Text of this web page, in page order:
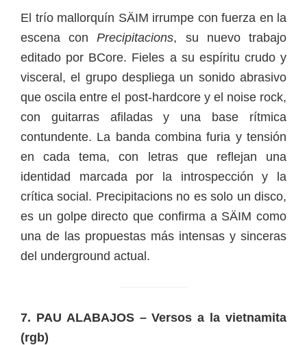
El trío mallorquín SÄIM irrumpe con fuerza en la
escena conPrecipitacions, su nuevo trabajo
editado por BCore. Fieles a su espíritu crudo y
visceral, el grupo despliega un sonido abrasivo
que oscila entre el post-hardcore y el noise rock,
con guitarras afiladas y una base rítmica
contundente. La banda combina furia y tensión
en cada tema, con letras que reflejan una
identidad marcada por la introspección y la
crítica social. Precipitacions no es solo un disco,
es un golpe directo que confirma a SÄIM como
una de las propuestas más intensas y sinceras
del underground actual.
7. PAU ALABAJOS – Versos a la vietnamita
(rgb)